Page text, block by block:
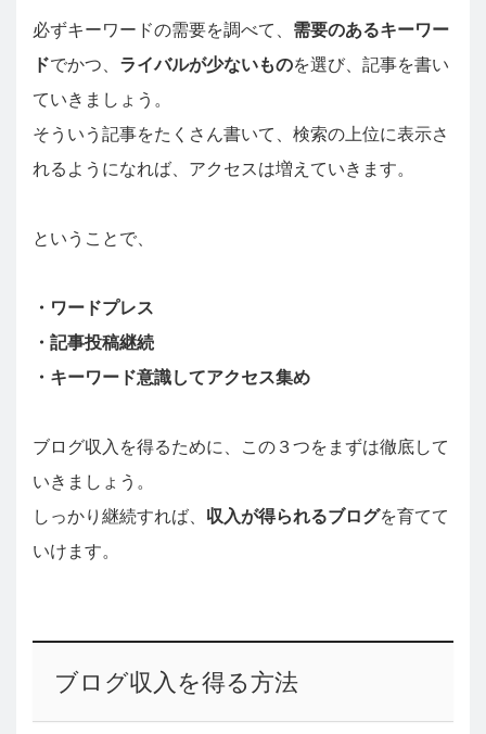
必ずキーワードの需要を調べて、 需要のあるキーワー
ドでかつ、 ライバルが少ないものを選び、記事を書い
ていきましょう。
そういう記事をたくさん書いて、検索の上位に表示さ
れるようになれば、アクセスは増えていきます。
ということで、
・ワードプレス
・記事投稿継続
・キーワード意識してアクセス集め
ブログ収入を得るために、この３つをまずは徹底して
いきましょう。
しっかり継続すれば、 収入が得られるブログを育てて
いけます。
ブログ収入を得る方法